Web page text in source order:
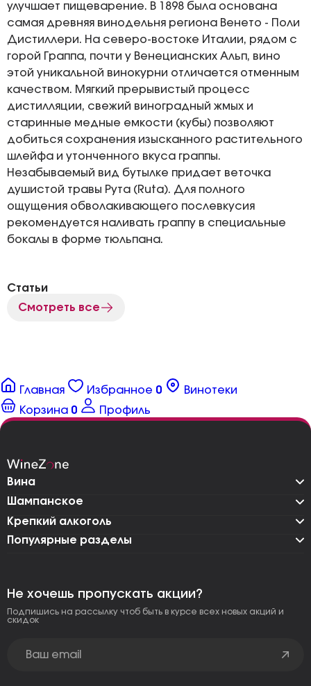
улучшает пищеварение. В 1898 была основана
самая древняя винодельня региона Венето - Поли
Дистиллери. На северо-востоке Италии, рядом с
горой Граппа, почти у Венецианских Альп, вино
этой уникальной винокурни отличается отменным
качеством. Мягкий прерывистый процесс
дистилляции, свежий виноградный жмых и
старинные медные емкости (кубы) позволяют
добиться сохранения изысканного растительного
шлейфа и утонченного вкуса граппы.
Незабываемый вид бутылке придает веточка
душистой травы Рута (Ruta). Для полного
ощущения обволакивающего послевкусия
рекомендуется наливать граппу в специальные
бокалы в форме тюльпана.
Статьи
Смотреть все
Главная Избранное 0
Винотеки
Корзина 0 Профиль
Вина
Шампанское
Крепкий алкоголь
Популярные разделы
Не хочешь пропускать акции?
Подпишись на рассылку чтоб быть в курсе всех новых акций и
скидок